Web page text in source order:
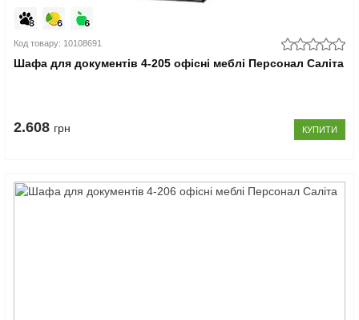
Код товару: 10108691
Шафа для документів 4-205 офісні меблі Персонал Саліта
2.608 грн КУПИТИ